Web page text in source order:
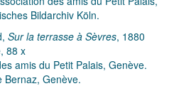
Bildarchiv Köln.
Sur la terrasse à Sèvres, 1880
88 x
amis du Petit Palais, Genève.
Bernaz, Genève.